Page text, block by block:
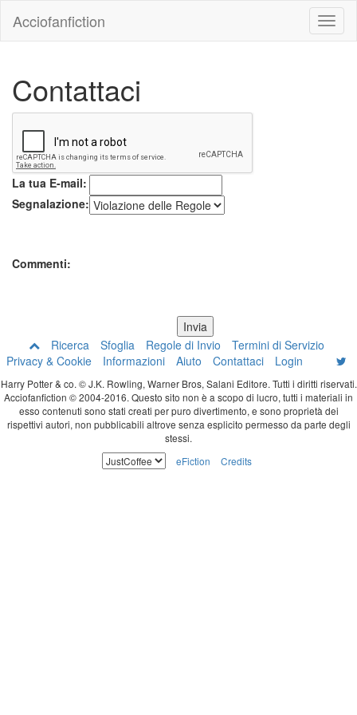
Acciofanfiction
Contattaci
La tua E-mail:
Segnalazione:
Commenti:
Ricerca Sfoglia Regole di Invio
Termini di Servizio
Privacy & Cookie
Informazioni Aiuto Contattaci Login
Harry Potter & co. © J.K. Rowling, Warner Bros, Salani Editore. Tutti i diritti riservati.
Acciofanfiction © 2004-2016. Questo sito non è a scopo di lucro, tutti i materiali in
esso contenuti sono stati creati per puro divertimento, e sono proprietà dei
rispettivi autori, non pubblicabili altrove senza esplicito permesso da parte degli
stessi.
eFiction
Credits